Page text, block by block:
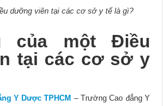
dưỡng viên tại các cơ sở y tế là gì?
của một Điều
tại các cơ sở y
Y Dược TPHCM – Trường Cao đẳng Y